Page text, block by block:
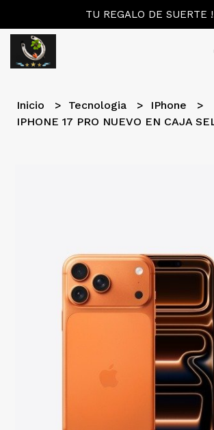
TU REGALO DE SUERTE
Inicio Tecnologia
IPhone
IPHONE 17 PRO NUEVO EN CAJA